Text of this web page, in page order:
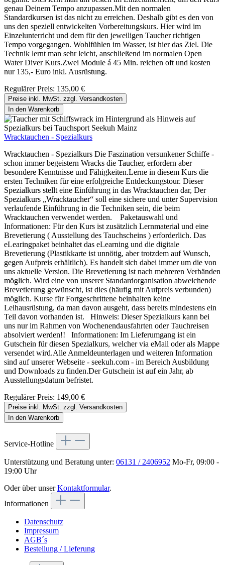
genau Deinem Tempo anzupassen.Mit den normalen
Standardkursen ist das nicht zu erreichen. Deshalb gibt es den von
uns den speziell entwickelten Vorbereitungskurs. Hier wird im
Einzelunterricht und dem für den jeweiligen Taucher richtigen
Tempo vorgegangen. Wohlfühlen im Wasser, ist hier das Ziel. Die
Technik lernt man sehr leicht, anschließend im normalen Open
Water Diver Kurs.Zwei Module á 45 Min. reichen oft und kosten
nur 135,- Euro inkl. Ausrüstung.
Regulärer Preis: 135,00 €
Preise inkl. MwSt. zzgl. Versandkosten
In den Warenkorb
Wracktauchen - Spezialkurs
Wracktauchen - Spezialkurs Die Faszination versunkener Schiffe -
schon immer begeistern Wracks die Taucher, erfordern aber
besondere Kenntnisse und Fähigkeiten.Lerne in diesem Kurs die
ersten Techniken für eine erfolgreiche Entdeckungstour. Dieser
Spezialkurs stellt eine Einführung in das Wracktauchen dar, Der
Spezialkurs „Wracktaucher“ soll eine sichere und unter Supervision
verlaufende Einführung in die Techniken sein, die beim
Wracktauchen verwendet werden. Paketauswahl und
Informationen: Für den Kurs ist zusätzlich Lernmaterial und eine
Brevetierung ( Ausstellung des Tauchscheins ) erforderlich. Das
eLearingpaket beinhaltet das eLearning und die digitale
Brevetierung (Plastikkarte ist unnötig, aber trotzdem auf Wunsch,
gegen Aufpreis erhältlich). Es handelt sich dabei immer um die von
uns aktuelle Version. Die Brevetierung ist nach mehreren Verbänden
möglich. Wird eine von unserer Standardorganisation abweichende
Brevetierung gewünscht, ist dies (häufig mit Aufpreis verbunden)
möglich. Kurse für Fortgeschrittene beinhalten keine
Leihausrüstung, da man davon ausgeht, dass bereits mindestens ein
Teil davon vorhanden ist. Hinweis: Dieser Spezialkurs kann bei
uns nur im Rahmen von Wochenendausfahrten oder Tauchreisen
absolviert werden!! Informationen: Im Lieferumgang ist ein
Gutschein für diesen Spezialkurs, welcher via eMail oder als Mappe
versendet wird.Alle Anmeldeunterlagen und weiteren Information
sind auf unserer Webseite - seekuh.com - im Bereich Ausbildung
und Downloads zu finden.Der Gutschein ist auf ein Jahr, ab
Ausstellungsdatum befristet.
Regulärer Preis: 149,00 €
Preise inkl. MwSt. zzgl. Versandkosten
In den Warenkorb
Service-Hotline
Unterstützung und Beratung unter: 06131 / 2406952 Mo-Fr, 09:00 -
19:00 Uhr
Oder über unserKontaktformular.
Informationen
Datenschutz
Impressum
AGB´s
Bestellung / Lieferung